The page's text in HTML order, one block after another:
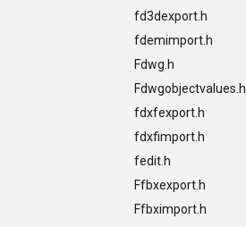
fd3dexport.h
fdemimport.h
Fdwg.h
Fdwgobjectvalues.h
fdxfexport.h
fdxfimport.h
fedit.h
Ffbxexport.h
Ffbximport.h